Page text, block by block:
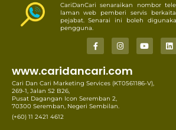
CariDanCari senaraikan nombor
laman web pemberi servis
pejabat. Senarai ini boleh
pengguna.
www.caridancari.com
Cari Dan Cari Marketing Services (KT0561186-V),
269-1, Jalan S2 B26,
Pusat Dagangan Icon Seremban 2,
70300 Seremban, Negeri Sembilan.
(+60) 11 2421 4612